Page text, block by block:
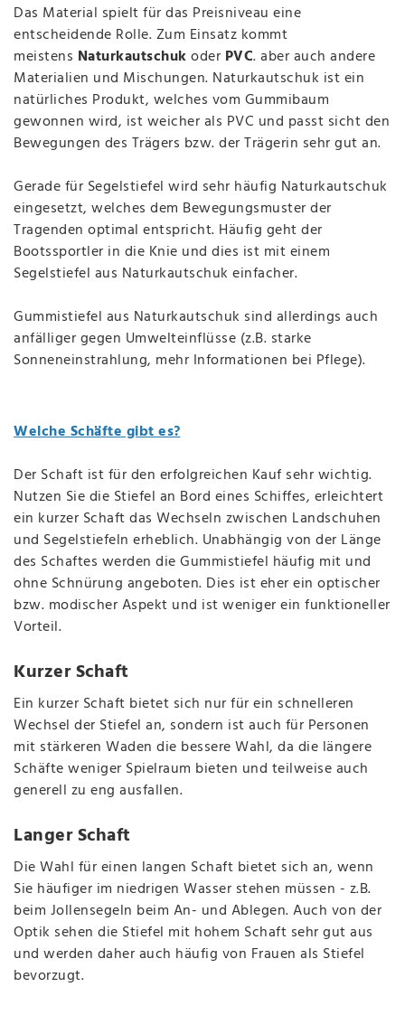
Das Material spielt für das Preisniveau eine
entscheidende Rolle. Zum Einsatz kommt
meistens Naturkautschukoder PVC. aber auch andere
Materialien und Mischungen. Naturkautschuk ist ein
natürliches Produkt, welches vom Gummibaum
gewonnen wird, ist weicher als PVC und passt sicht den
Bewegungen des Trägers bzw. der Trägerin sehr gut an.
Gerade für Segelstiefel wird sehr häufig Naturkautschuk
eingesetzt, welches dem Bewegungsmuster der
Tragenden optimal entspricht. Häufig geht der
Bootssportler in die Knie und dies ist mit einem
Segelstiefel aus Naturkautschuk einfacher.
Gummistiefel aus Naturkautschuk sind allerdings auch
anfälliger gegen Umwelteinflüsse (z.B. starke
Sonneneinstrahlung, mehr Informationen bei Pflege).
Welche Schäfte gibt es?
Der Schaft ist für den erfolgreichen Kauf sehr wichtig.
Nutzen Sie die Stiefel an Bord eines Schiffes, erleichtert
ein kurzer Schaft das Wechseln zwischen Landschuhen
und Segelstiefeln erheblich. Unabhängig von der Länge
des Schaftes werden die Gummistiefel häufig mit und
ohne Schnürung angeboten. Dies ist eher ein optischer
bzw. modischer Aspekt und ist weniger ein funktioneller
Vorteil.
Kurzer Schaft
Ein kurzer Schaft bietet sich nur für ein schnelleren
Wechsel der Stiefel an, sondern ist auch für Personen
mit stärkeren Waden die bessere Wahl, da die längere
Schäfte weniger Spielraum bieten und teilweise auch
generell zu eng ausfallen.
Langer Schaft
Die Wahl für einen langen Schaft bietet sich an, wenn
Sie häufiger im niedrigen Wasser stehen müssen - z.B.
beim Jollensegeln beim An- und Ablegen. Auch von der
Optik sehen die Stiefel mit hohem Schaft sehr gut aus
und werden daher auch häufig von Frauen als Stiefel
bevorzugt.